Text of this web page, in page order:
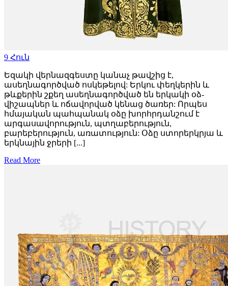
9 Հուն
Եզակի վերնազգեստը կանաչ թավշից է,
ասեղնագործված ոսկեթելով: Երկու փեղկերին և
թևքերին շքեղ ասեղնագործված են երկակի օձ-
վիշապներ և ոճավորված կենաց ծառեր: Որպես
հմայական պահպանակ օձը խորհրդանշում է
արգասավորություն, պտղաբերություն,
բարեբերություն, առատություն: Օձը ստորերկրյա և
երկնային ջրերի [...]
Read More